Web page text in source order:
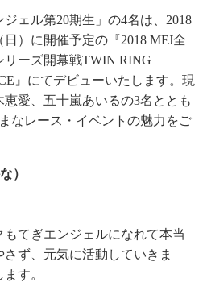
ジェル第20期生」の4名は、2018
）に開催予定の『2018 MFJ全
リーズ開幕戦TWIN RING
』にてデビューいたします。現
愛、五十嵐あいるの3名ととも
なレース・イベントの魅力をご
）
もてぎエンジェルになれて本当
ず、元気に活動していきま
す。